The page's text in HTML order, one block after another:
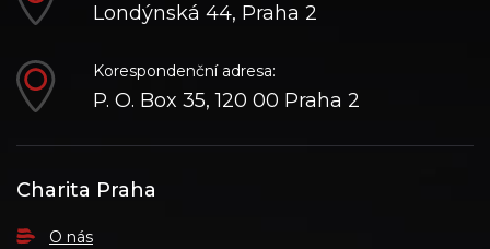
Londýnská 44, Praha 2
Korespondenční adresa:
P. O. Box 35, 120 00 Praha 2
Charita Praha
O nás